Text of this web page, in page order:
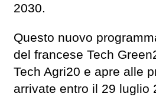
2030.
Questo nuovo
del francese Tech
Tech Agri20 e apre alle
arrivate entro il 29 luglio